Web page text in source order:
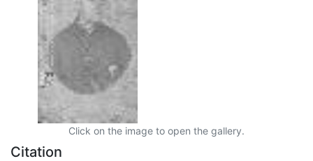
Click on the image to open the gallery.
Citation